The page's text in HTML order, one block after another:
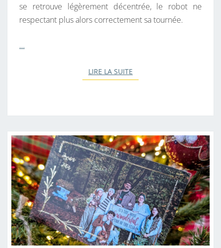
U
S
se retrouve légèrement décentrée, le robot ne
respectant plus alors correctement sa tournée.
…
LIRE LA SUITE